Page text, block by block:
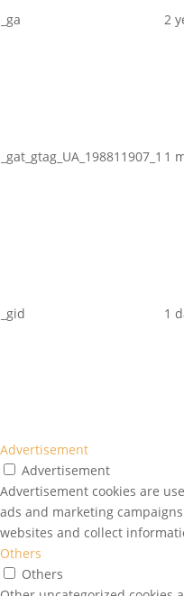
_ga 2
_gat_gtag_UA_198811907_1 1
_gid 1
Advertisement
Advertisement
Advertisement cookies are
ads and marketing
websites and collect
Others
Others